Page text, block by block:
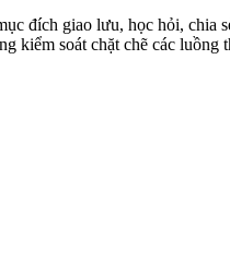
đích giao lưu, học hỏi, chia
soát chặt chẽ các